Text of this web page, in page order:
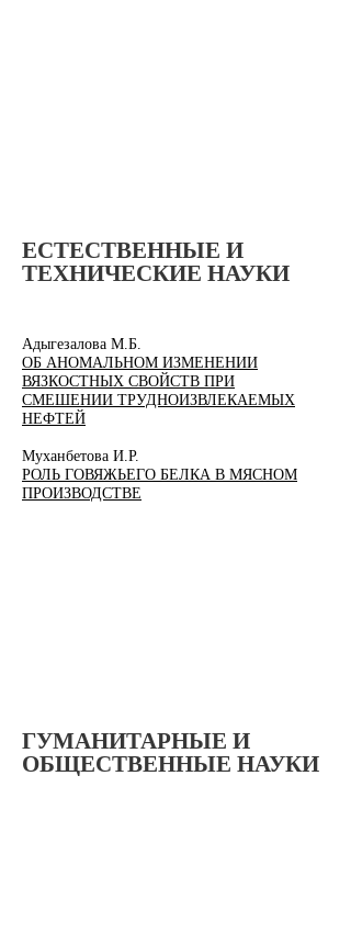
ЕСТЕСТВЕННЫЕ И
ТЕХНИЧЕСКИЕ НАУКИ
​Адыгезалова М.Б.
ОБ АНОМАЛЬНОМ ИЗМЕНЕНИИ
ВЯЗКОСТНЫХ СВОЙСТВ ПРИ
СМЕШЕНИИ ТРУДНОИЗВЛЕКАЕМЫХ
НЕФТЕЙ
Муханбетова И.Р.
РОЛЬ ГОВЯЖЬЕГО БЕЛКА В МЯСНОМ
ПРОИЗВОДСТВЕ
ГУМАНИТАРНЫЕ И
ОБЩЕСТВЕННЫЕ НАУКИ